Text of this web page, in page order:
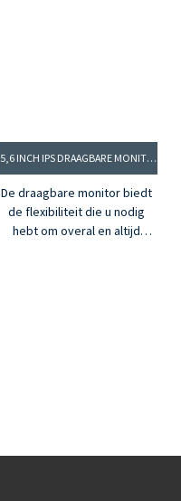
15,6 INCH IPS DRAAGBARE MONITOR
De draagbare monitor biedt
de flexibiliteit die u nodig
hebt om overal en altijd